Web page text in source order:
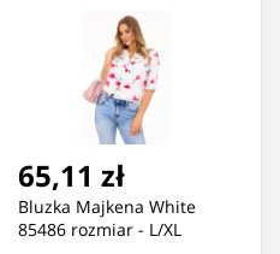
65,11 zł
Bluzka Majkena White
85486 rozmiar - L/XL